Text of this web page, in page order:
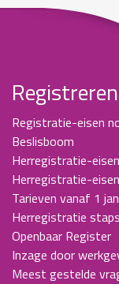
Registreren
Registratie-eisen
Beslisboom
Herregistratie-
Herregistratie-
Tarieven vanaf 1
Herregistratie
Openbaar Register
Inzage door
Meest gestelde